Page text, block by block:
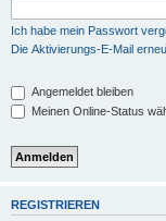
Ich habe mein Passwort
Die Aktivierungs-E-Mail
Angemeldet bleiben
Meinen Online-Status
REGISTRIEREN